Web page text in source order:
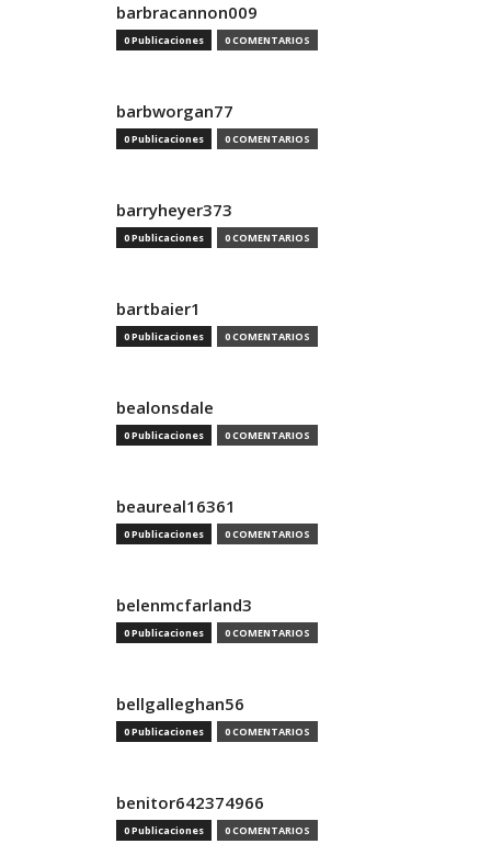
barbracannon009
0 Publicaciones 0 COMENTARIOS
barbworgan77
0 Publicaciones 0 COMENTARIOS
barryheyer373
0 Publicaciones 0 COMENTARIOS
bartbaier1
0 Publicaciones 0 COMENTARIOS
bealonsdale
0 Publicaciones 0 COMENTARIOS
beaureal16361
0 Publicaciones 0 COMENTARIOS
belenmcfarland3
0 Publicaciones 0 COMENTARIOS
bellgalleghan56
0 Publicaciones 0 COMENTARIOS
benitor642374966
0 Publicaciones 0 COMENTARIOS